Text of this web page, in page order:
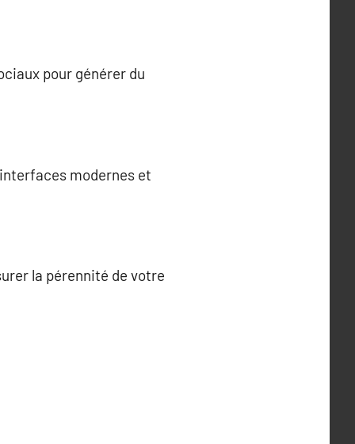
pour générer du
modernes et
la pérennité de votre